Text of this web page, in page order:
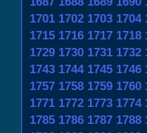
1701 1702 1703 1704
1715 1716 1717 1718
1729 1730 1731 1732
1743 1744 1745 1746
1757 1758 1759 1760
1771 1772 1773 1774
1785 1786 1787 1788